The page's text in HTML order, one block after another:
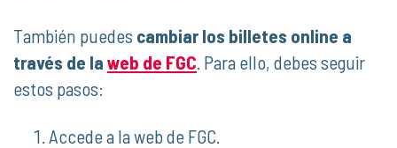
También puedes cambiar los billetes online a
través de la web de FGC . Para ello, debes seguir
estos pasos:
Accede a la web de FGC.